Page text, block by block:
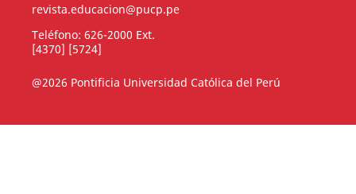
revista.educacion@pucp.pe
Teléfono: 626-2000 Ext.
[4370] [5724]
@2026 Pontificia Universidad Católica del Perú